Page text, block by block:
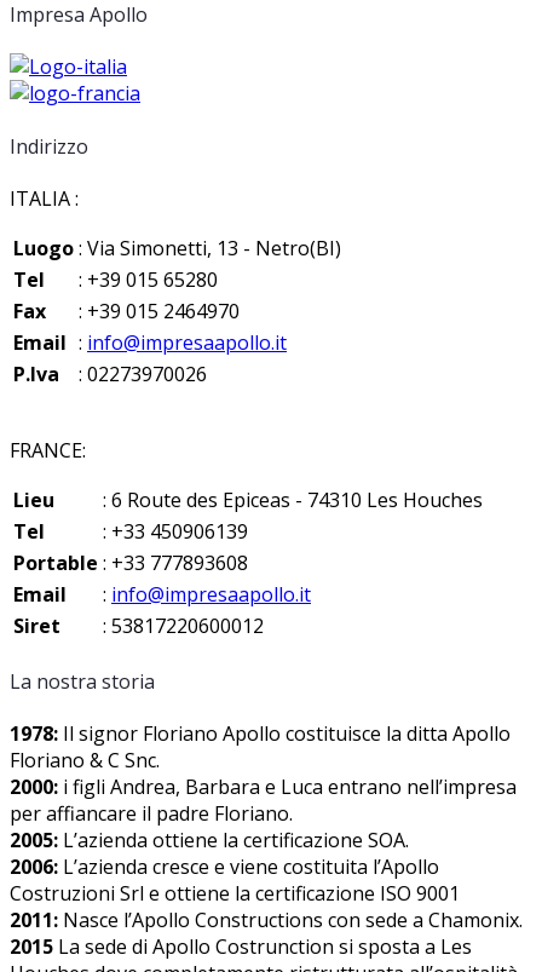
Impresa Apollo
Indirizzo
ITALIA :
Luogo: Via Simonetti, 13 - Netro(BI)
Tel
: +39 015 65280
Fax
: +39 015 2464970
Email : info@impresaapollo.it
P.Iva
: 02273970026
FRANCE:
Lieu
: 6 Route des Epiceas - 74310 Les Houches
Tel
: +33 450906139
Portable : +33 777893608
Email
: info@impresaapollo.it
Siret
: 53817220600012
La nostra storia
1978: Il signor Floriano Apollo costituisce la ditta Apollo
Floriano & C Snc.
2000: i figli Andrea, Barbara e Luca entrano nell’impresa
per affiancare il padre Floriano.
2005: L’azienda ottiene la certificazione SOA.
2006: L’azienda cresce e viene costituita l’Apollo
Costruzioni Srl e ottiene la certificazione ISO 9001
2011: Nasce l’Apollo Constructions con sede a Chamonix.
2015 La sede di Apollo Costrunction si sposta a Les